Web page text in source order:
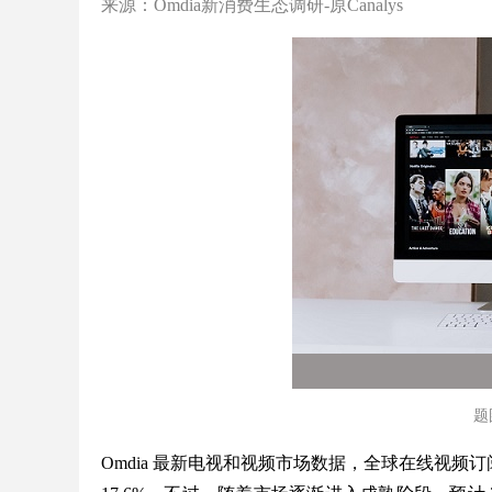
来源：Omdia新消费生态调研-原Canalys
题
Omdia 最新电视和视频市场数据，全球在线视频